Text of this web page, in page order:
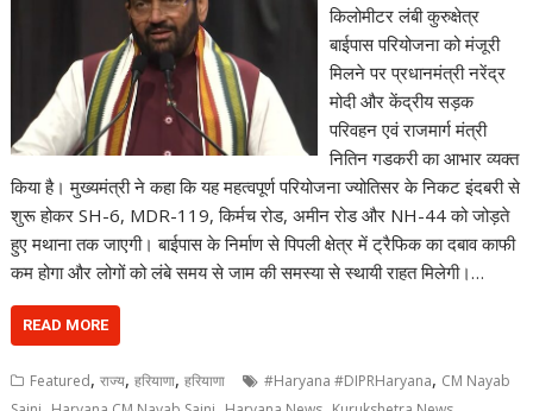
किलोमीटर लंबी कुरुक्षेत्र
बाईपास परियोजना को मंजूरी
मिलने पर प्रधानमंत्री नरेंद्र
मोदी और केंद्रीय सड़क
परिवहन एवं राजमार्ग मंत्री
नितिन गडकरी का आभार व्यक्त
किया है। मुख्यमंत्री ने कहा कि यह महत्वपूर्ण परियोजना ज्योतिसर के निकट इंदबरी से
शुरू होकर SH-6, MDR-119, किर्मच रोड, अमीन रोड और NH-44 को जोड़ते
हुए मथाना तक जाएगी। बाईपास के निर्माण से पिपली क्षेत्र में ट्रैफिक का दबाव काफी
कम होगा और लोगों को लंबे समय से जाम की समस्या से स्थायी राहत मिलेगी।…
READ MORE
Featured,राज्य,हरियाणा,हरियाणा #Haryana #DIPRHaryana, CM Nayab